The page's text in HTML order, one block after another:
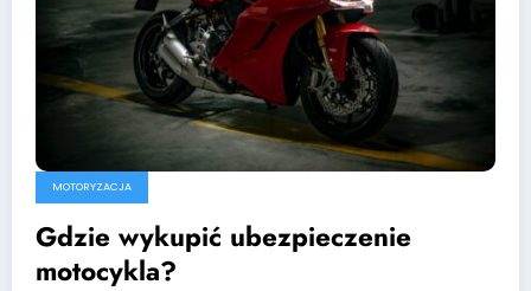
MOTORYZACJA
Gdzie wykupić ubezpieczenie
motocykla?